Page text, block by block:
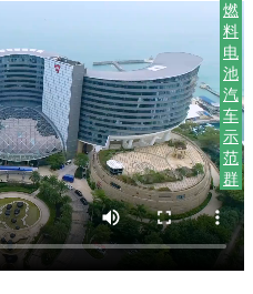
燃
料
电
池
汽
车
示
范
群